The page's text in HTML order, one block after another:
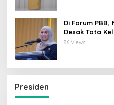
Di Forum
Desak Tata
Perlindungan
86 Views
Presiden